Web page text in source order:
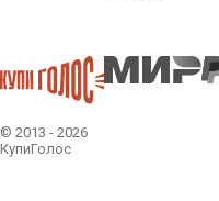
© 2013 - 2026
КупиГолос